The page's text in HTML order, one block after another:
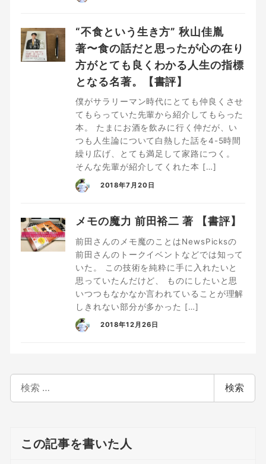
“不食という生き方” 秋山佳胤
著〜食の話だと思ったが心の在り
方がとても良くわかる人生の指標
となる名著。【書評】
僕がサラリーマン時代にとても仲良くさせ
てもらっていた先輩から紹介してもらった
本。 たまにお酒を飲みに行く仲だが、い
つも人生論について白熱した話を4-5時間
繰り広げ、とても満足して家路につく。
そんな先輩が紹介してくれた本 […]
2018年7月20日
メモの魔力 前田裕二 著 【書評】
前田さんのメモ魔のことはNewsPicksの
前田さんのトークイベントなどでは知って
いた。 この技術を純粋に手に入れたいと
思っていたんだけど、 ものにしたいと思
いつつもなかなか言われていることが理解
しきれない部分が多かった […]
2018年12月26日
索
検索
この記事を書いた人